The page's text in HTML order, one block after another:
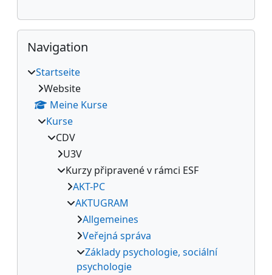
Navigation überspringen
Navigation
Startseite
Website
Meine Kurse
Kurse
CDV
U3V
Kurzy připravené v rámci ESF
AKT-PC
AKTUGRAM
Allgemeines
Veřejná správa
Základy psychologie, sociální
psychologie